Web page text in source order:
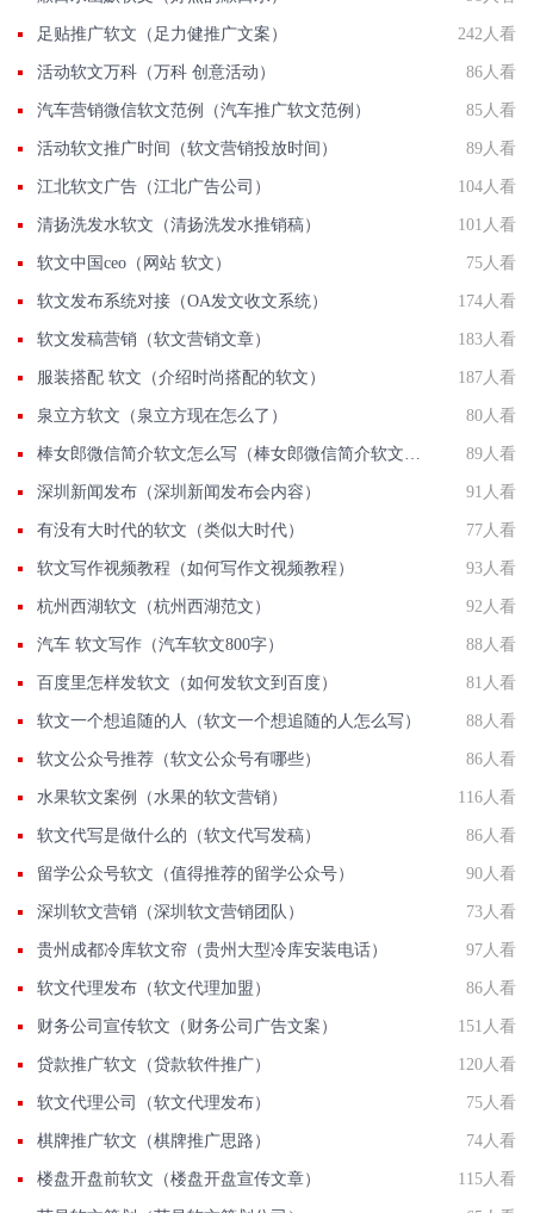
足贴推广软文（足力健推广文案） 242人看
活动软文万科（万科 创意活动） 86人看
汽车营销微信软文范例（汽车推广软文范例） 85人看
活动软文推广时间（软文营销投放时间） 89人看
江北软文广告（江北广告公司） 104人看
清扬洗发水软文（清扬洗发水推销稿） 101人看
软文中国ceo（网站 软文） 75人看
软文发布系统对接（OA发文收文系统） 174人看
软文发稿营销（软文营销文章） 183人看
服装搭配 软文（介绍时尚搭配的软文） 187人看
泉立方软文（泉立方现在怎么了） 80人看
89人看
深圳新闻发布（深圳新闻发布会内容） 91人看
有没有大时代的软文（类似大时代） 77人看
软文写作视频教程（如何写作文视频教程） 93人看
杭州西湖软文（杭州西湖范文） 92人看
汽车 软文写作（汽车软文800字） 88人看
百度里怎样发软文（如何发软文到百度） 81人看
软文一个想追随的人（软文一个想追随的人怎么写） 88人看
软文公众号推荐（软文公众号有哪些） 86人看
水果软文案例（水果的软文营销） 116人看
软文代写是做什么的（软文代写发稿） 86人看
留学公众号软文（值得推荐的留学公众号） 90人看
深圳软文营销（深圳软文营销团队） 73人看
贵州成都冷库软文帘（贵州大型冷库安装电话） 97人看
软文代理发布（软文代理加盟） 86人看
财务公司宣传软文（财务公司广告文案） 151人看
贷款推广软文（贷款软件推广） 120人看
软文代理公司（软文代理发布） 75人看
棋牌推广软文（棋牌推广思路） 74人看
楼盘开盘前软文（楼盘开盘宣传文章） 115人看